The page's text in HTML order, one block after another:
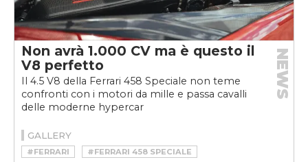
Non avrà 1.000 CV ma è questo il
V8 perfetto
Il 4.5 V8 della Ferrari 458 Speciale non teme
confronti con i motori da mille e passa cavalli
delle moderne hypercar
NEWS
GALLERY
#FERRARI #FERRARI 458 SPECIALE